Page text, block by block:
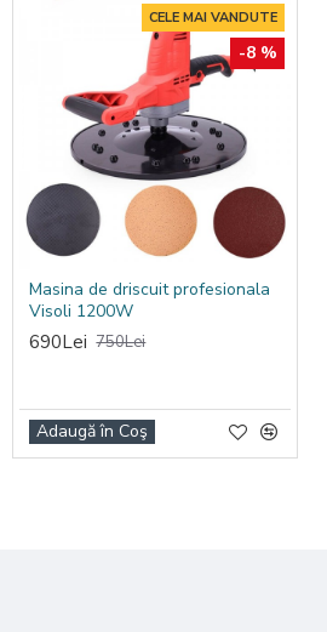
CELE MAI VANDUTE
-8 %
Masina de driscuit profesionala
Visoli 1200W
690Lei 750Lei
Adaugă în Coş